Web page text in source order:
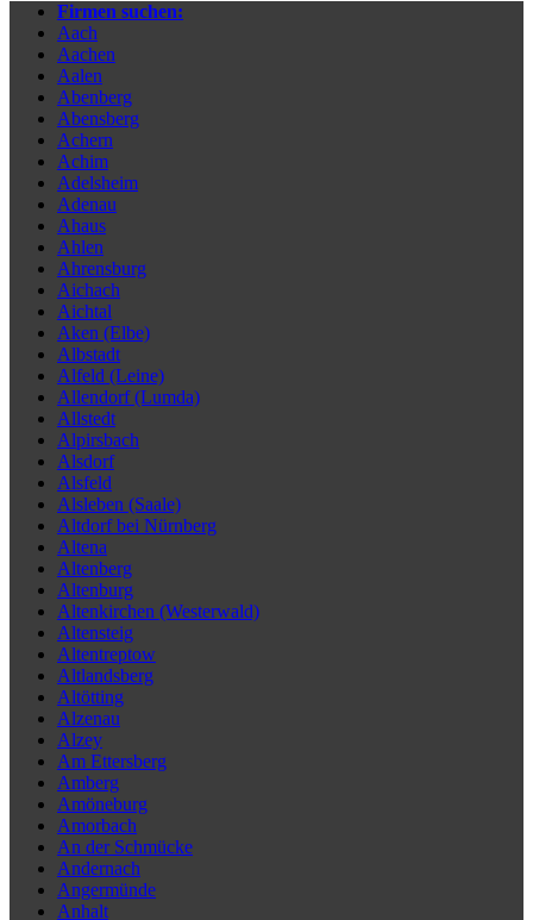
Firmen suchen:
Aach
Aachen
Aalen
Abenberg
Abensberg
Achern
Achim
Adelsheim
Adenau
Ahaus
Ahlen
Ahrensburg
Aichach
Aichtal
Aken (Elbe)
Albstadt
Alfeld (Leine)
Allendorf (Lumda)
Allstedt
Alpirsbach
Alsdorf
Alsfeld
Alsleben (Saale)
Altdorf bei Nürnberg
Altena
Altenberg
Altenburg
Altenkirchen (Westerwald)
Altensteig
Altentreptow
Altlandsberg
Altötting
Alzenau
Alzey
Am Ettersberg
Amberg
Amöneburg
Amorbach
An der Schmücke
Andernach
Angermünde
Anhalt